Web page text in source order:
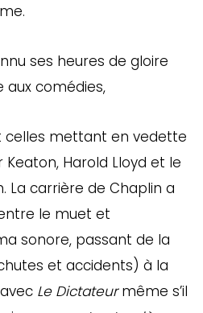
ses heures de gloire
comédies,
celles mettant en vedette
Keaton, Harold Lloyd et le
La carrière de Chaplin a
le muet et
sonore, passant de la
et accidents) à la
Le Dictateurmême s’il